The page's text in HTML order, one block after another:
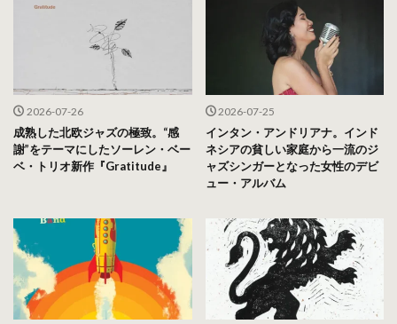
2026-07-26
成熟した北欧ジャズの極致。“感
謝”をテーマにしたソーレン・ベー
ベ・トリオ新作『Gratitude』
2026-07-25
インタン・アンドリアナ。インド
ネシアの貧しい家庭から一流のジ
ャズシンガーとなった女性のデビ
ュー・アルバム